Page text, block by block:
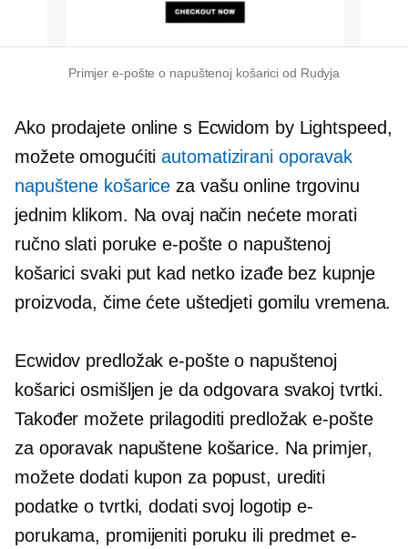
Primjer e-pošte o napuštenoj košarici od Rudyja
Ako prodajete online s Ecwidom by Lightspeed,
možete omogućitiautomatizirani oporavak
napuštene košarice za vašu online trgovinu
jednim klikom. Na ovaj način nećete morati
ručno slati poruke e-pošte o napuštenoj
košarici svaki put kad netko izađe bez kupnje
proizvoda, čime ćete uštedjeti gomilu vremena.
Ecwidov predložak e-pošte o napuštenoj
košarici osmišljen je da odgovara svakoj tvrtki.
Također možete prilagoditi predložak e-pošte
za oporavak napuštene košarice. Na primjer,
možete dodati kupon za popust, urediti
podatke o tvrtki, dodati svoj logotip e-
porukama, promijeniti poruku ili predmet e-